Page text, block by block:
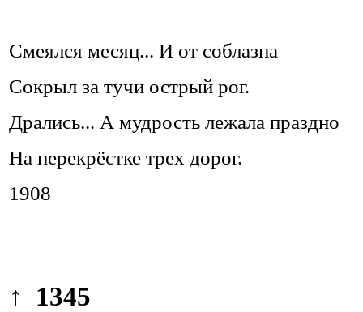
Смеялся месяц... И от соблазна
Сокрыл за тучи острый рог.
Дрались... А мудрость лежала праздно
На перекрёстке трех дорог.
1908
↑ 1345